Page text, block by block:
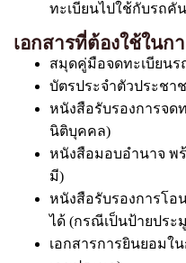
ทะเบียนไปใช้กับรถคั
เอกสารที่ต้องใช้ในก
สมุดคู่มือจดทะเบียนร
บัตรประจำตัวประชา
หนังสือรับรองการจด
นิติบุคคล)
หนังสือมอบอำนาจ พ
มี)
หนังสือรับรองการโอ
ได้ (กรณีเป็นป้ายประ
เอกสารการยินยอมใ